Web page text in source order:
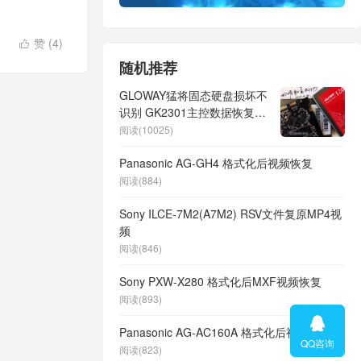
 赞 (4)
随机推荐
GLOWAY猛将固态硬盘损坏不
识别 GK2301主控数据恢复成
功
阅读(10025)
Panasonic AG-GH4 格式化后视频恢复
阅读(884)
Sony ILCE-7M2(A7M2) RSV文件复原MP4视
频
阅读(846)
Sony PXW-X280 格式化后MXF视频恢复
阅读(893)
Panasonic AG-AC160A 格式化后视频恢复
阅读(823)

QQ咨询